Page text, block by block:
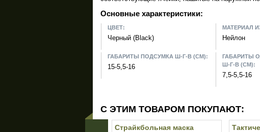
Основные характеристики:
ЦВЕТ:
Черный (Black)
МАТЕРИАЛ
Нейлон
ГАБАРИТЫ ПОДСУМКА Ш-Г-В (СМ):
15-5,5-16
ГАБАРИТЫ
Ш-Г-В (СМ):
7,5-5,5-16
С ЭТИМ ТОВАРОМ ПОКУПАЮТ:
Страйкбольная маска